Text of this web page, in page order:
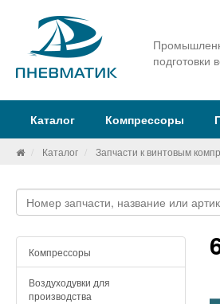
подготовки
Каталог Компрессоры
Каталог Запчасти к винтовым
Компрессоры
Воздуходувки для
производства